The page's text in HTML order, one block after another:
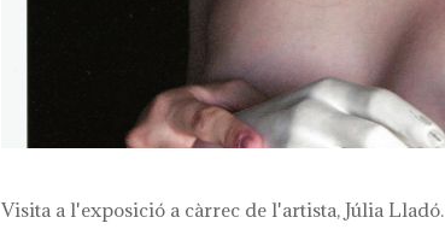
Visita a l'exposició a càrrec de l'artista, Júlia Lladó.